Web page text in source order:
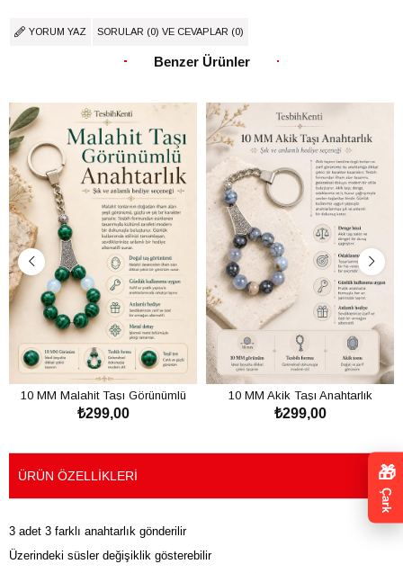
YORUM YAZ SORULAR (0) VE CEVAPLAR (0)
Benzer Ürünler
10 MM Malahit Taşı Görünümlü
Anahtarlık
₺299,00
10 MM Akik Taşı Anahtarlık
₺299,00
ÜRÜN ÖZELLIKLERI
3 adet 3 farklı anahtarlık gönderilir
Üzerindeki süsler değişiklik gösterebilir
🎁
Çark